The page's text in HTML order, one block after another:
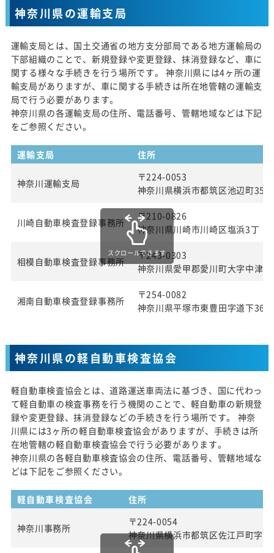
神奈川県の運輸支局
運輸支局とは、国土交通省の地方支分部局である地方運輸局の
下部組織のことで、新規登録や変更登録、抹消登録など、車に
関する様々な手続きを行う場所です。 神奈川県には4ヶ所の運
輸支局がありますが、車に関する手続きは所在地管轄の運輸支
局で行う必要があります。
神奈川県の各運輸支局の住所、電話番号、管轄地域などは下記
をご参照ください。
運輸支局 住所
神奈川運輸支局
〒224-0053
神奈川県横浜市都筑区池辺町
川崎自動車検査登録事務所
〒210-0826
神奈川県川崎市川崎区塩浜3丁
相模自動車検査登録事務所
〒243-0303
神奈川県愛甲郡愛川町大字中津
湘南自動車検査登録事務所
〒254-0082
神奈川県平塚市東豊田字道下369
スクロールできます
神奈川県の軽自動車検査協会
軽自動車検査協会とは、道路運送車両法に基づき、国に代わっ
て軽自動車の検査事務を行う機関のことで、軽自動車の新規登
録や変更登録、抹消登録などの手続きを行う場所です。 神奈
川県には3ヶ所の軽自動車検査協会がありますが、手続きは所
在地管轄の軽自動車検査協会で行う必要があります。
神奈川県の各軽自動車検査協会の住所、電話番号、管轄地域な
どは下記をご参照ください。
軽自動車検査協会 住所
神奈川事務所
〒224-0054
神奈川県横浜市都筑区佐江戸町字